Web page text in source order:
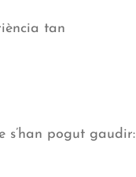
tan
s’han pogut gaudir: